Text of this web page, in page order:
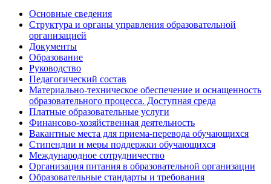
Основные сведения
Структура и органы управления образовательной
организацией
Документы
Образование
Руководство
Педагогический состав
Материально-техническое обеспечение и оснащенность
образовательного процесса. Доступная среда
Платные образовательные услуги
Финансово-хозяйственная деятельность
Вакантные места для приема-перевода обучающихся
Стипендии и меры поддержки обучающихся
Международное сотрудничество
Организация питания в образовательной организации
Образовательные стандарты и требования